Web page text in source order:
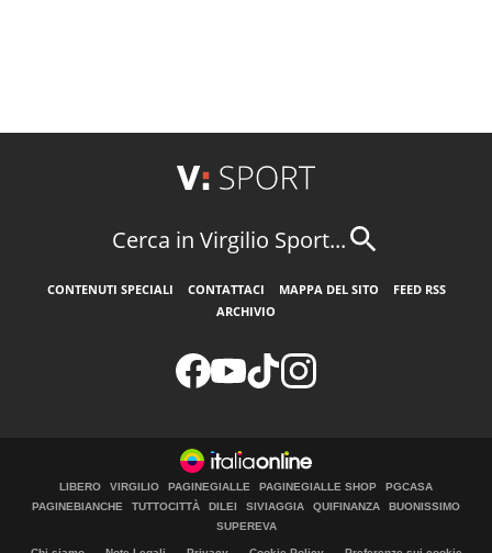
Cerca in Virgilio Sport...
CONTENUTI SPECIALI CONTATTACI MAPPA DEL SITO
FEED RSS
ARCHIVIO
LIBERO VIRGILIO PAGINEGIALLE PAGINEGIALLE SHOP
PGCASA
PAGINEBIANCHE
TUTTOCITTÀ DILEI SIVIAGGIA QUIFINANZA
BUONISSIMO
SUPEREVA